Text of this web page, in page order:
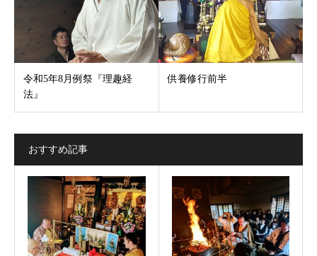
令和5年8月例祭『理趣経
法』
供養修行前半
おすすめ記事